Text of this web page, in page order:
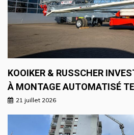
KOOIKER & RUSSCHER
À MONTAGE AUTOMATISÉ
21 juillet 2026